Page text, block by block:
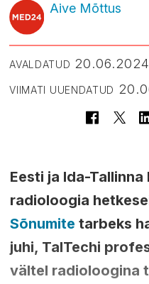
Aive Mõttus
AVALDATUD
VIIMATI UUENDATUD
Eesti ja Ida-Tallinna
radioloogia
Sõnumite tarbeks
juhi, TalTechi
vältel radioloogina